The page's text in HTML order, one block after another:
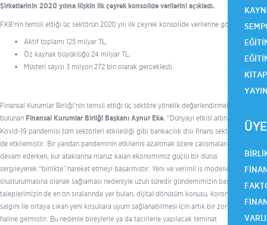
Şirketlerinin 2020 yılına ilişkin ilk çeyrek konsolide verilerini açıkladı.
FKB’nin temsil ettiği üç sektörün 2020 yılı ilk çeyrek konsolide verilerine göre;
Aktif toplamı 125 milyar TL,
Öz kaynak büyüklüğü 24 milyar TL,
Müşteri sayısı 3 milyon 272 bin olarak gerçekleşti.
Finansal Kurumlar Birliği’nin temsil ettiği üç sektöre yönelik değerlendirmelerde
bulunan Finansal Kurumlar Birliği Başkanı Aynur Eke, “Dünyayı etkisi altına alan
Kovid-19 pandemisi tüm sektörleri etkilediği gibi bankacılık dışı finans sektörünü
de etkilemiştir. Bir yandan pandeminin etkilerini azaltmak üzere çalışmalarımız
devam ederken, kur ataklarına maruz kalan ekonomimiz güçlü bir duruş
sergileyerek “birlikte” hareket etmeyi başarmıştır. Yeni ve verimli iş modelleri
oluşturulmasına olanak sağlaması nedeniyle uzun süredir gündemimizin başında,
taleplerimizin de en ön sıralarında yer bulan, dijital dönüşüm konusu, korona virüs
salgını ile ortaya çıkan yeni koşullara uyum sağlanabilmesi için artık bir zorunluluk
haline gelmiştir. Bu nedenle bireylerle ya da tacirlerle yapılacak teminat